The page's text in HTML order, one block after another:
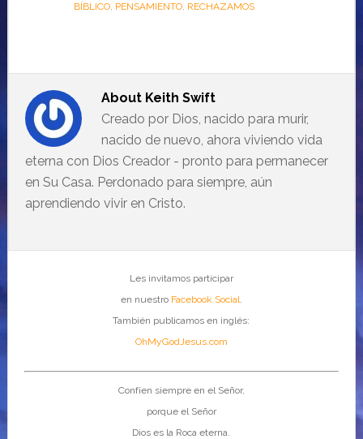
BÍBLICO, PENSAMIENTO, RECHAZAMOS
About Keith Swift
Creado por Dios, nacido para murir,
nacido de nuevo, ahora viviendo vida
eterna con Dios Creador - pronto para permanecer
en Su Casa. Perdonado para siempre, aún
aprendiendo vivir en Cristo.
Les invitamos participar
en nuestro Facebook Social.
También publicamos en inglés:
OhMyGodJesus.com
Confíen siempre en el Señor,
porque el Señor
Dios es la Roca eterna.